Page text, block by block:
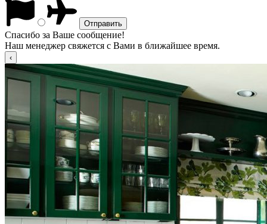
Спасибо за Ваше сообщение!
Наш менеджер свяжется с Вами в ближайшее время.